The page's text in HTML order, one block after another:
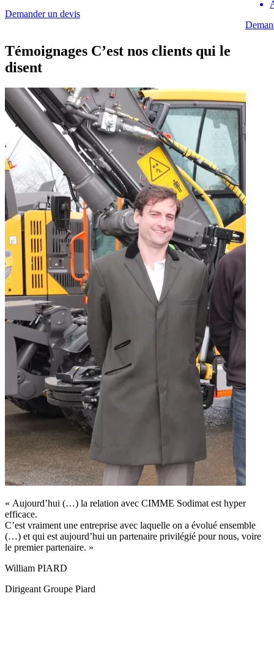
Demander un devis
Témoignages C’est nos clients qui le
disent
« Aujourd’hui (…) la relation avec CIMME Sodimat est hyper
efficace.
C’est vraiment une entreprise avec laquelle on a évolué ensemble
(…) et qui est aujourd’hui un partenaire privilégié pour nous, voire
le premier partenaire. »
William PIARD
Dirigeant Groupe Piard